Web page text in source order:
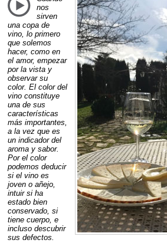
nos
sirven
una copa de
vino, lo primero
que solemos
hacer, como en
el amor, empezar
por la vista y
observar su
color. El color del
vino constituye
una de sus
características
más importantes,
a la vez que es
un indicador del
aroma y sabor.
Por el color
podemos deducir
si el vino es
joven o añejo,
intuir si ha
estado bien
conservado, si
tiene cuerpo, e
incluso descubrir
sus defectos.